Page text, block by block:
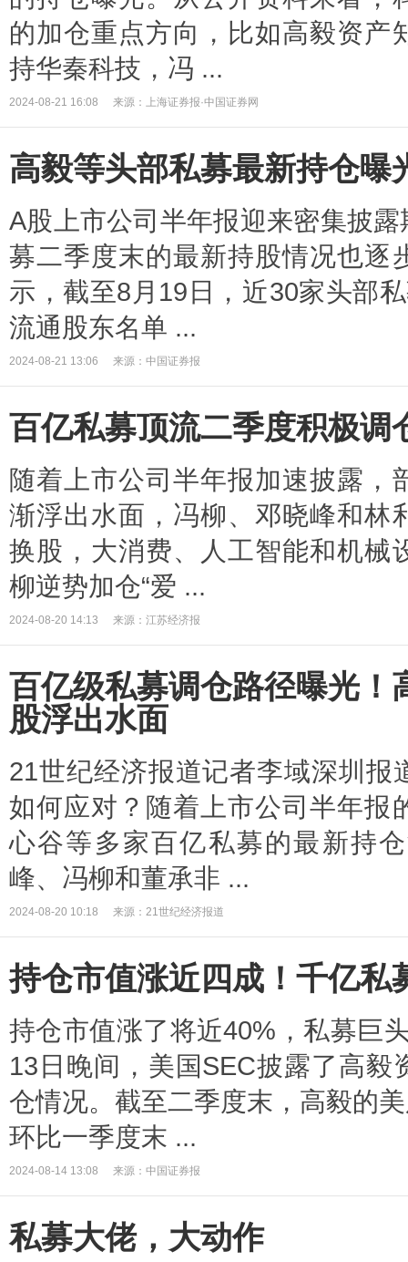
的加仓重点方向，比如高毅资产
持华秦科技，冯 ...
2024-08-21 16:08 来源：上海证券报·中国证券网
高毅等头部私募最新持仓曝
A股上市公司半年报迎来密集披
募二季度末的最新持股情况也逐
示，截至8月19日，近30家头部
流通股东名单 ...
2024-08-21 13:06 来源：中国证券报
百亿私募顶流二季度积极调
随着上市公司半年报加速披露，
渐浮出水面，冯柳、邓晓峰和林
换股，大消费、人工智能和机械
柳逆势加仓“爱 ...
2024-08-20 14:13 来源：江苏经济报
百亿级私募调仓路径曝光！
股浮出水面
21世纪经济报道记者李域深圳报
如何应对？随着上市公司半年报
心谷等多家百亿私募的最新持
峰、冯柳和董承非 ...
2024-08-20 10:18 来源：21世纪经济报道
持仓市值涨近四成！千亿私
持仓市值涨了将近40%，私募巨
13日晚间，美国SEC披露了高
仓情况。截至二季度末，高毅的
环比一季度末 ...
2024-08-14 13:08 来源：中国证券报
私募大佬，大动作